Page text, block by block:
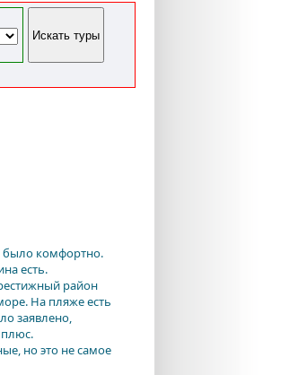
было комфортно.
есть.
район
На пляже есть
заявлено,
но это не самое